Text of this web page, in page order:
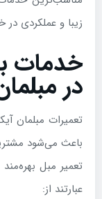
زیبا و عملکردی در
خدمات
در
تعمیرات مبلمان
باعث می‌شود
تعمیر مبل
عبارتند از: